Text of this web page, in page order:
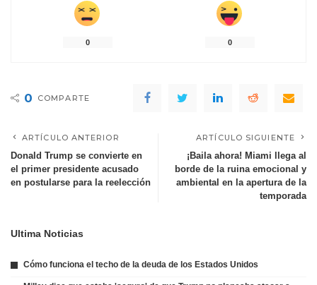
0 0
0 COMPARTE
ARTÍCULO ANTERIOR
Donald Trump se convierte en
el primer presidente acusado
en postularse para la reelección
ARTÍCULO SIGUIENTE
¡Baila ahora! Miami llega al
borde de la ruina emocional y
ambiental en la apertura de la
temporada
Ultima Noticias
Cómo funciona el techo de la deuda de los Estados Unidos